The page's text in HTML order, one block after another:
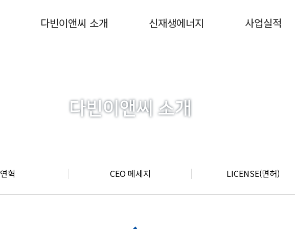
다빈이앤씨 소개 신재생에너지 사업실적
다빈이앤씨 소개
연혁 CEO 메세지 LICENSE(면허)